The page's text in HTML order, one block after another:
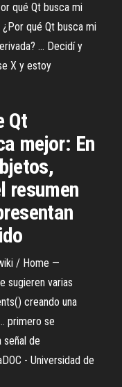
qué Qt busca mi
¿Por qué Qt busca mi
... Decidí y
X y estoy
Qt
mejor: En
resumen
/ Home —
sugieren varias
creando una
primero se
señal de
- Universidad de